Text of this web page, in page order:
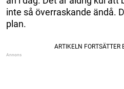
inte så överraskande ändå.
plan.